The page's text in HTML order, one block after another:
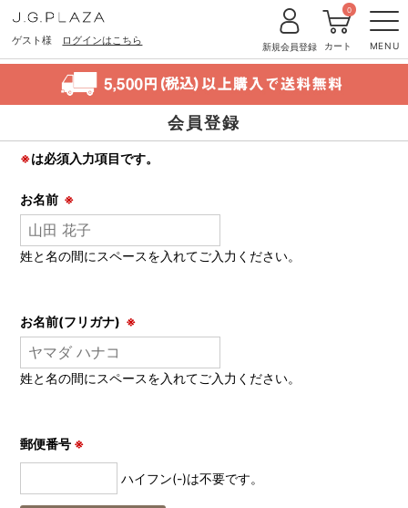
ゲスト様 ログインはこちら MENU
新規会員登録 カート
0
会員登録
※は必須入力項目です。
お名前 ※
姓と名の間にスペースを入れてご入力ください。
お名前(フリガナ) ※
姓と名の間にスペースを入れてご入力ください。
郵便番号 ※
ハイフン(-)は不要です。